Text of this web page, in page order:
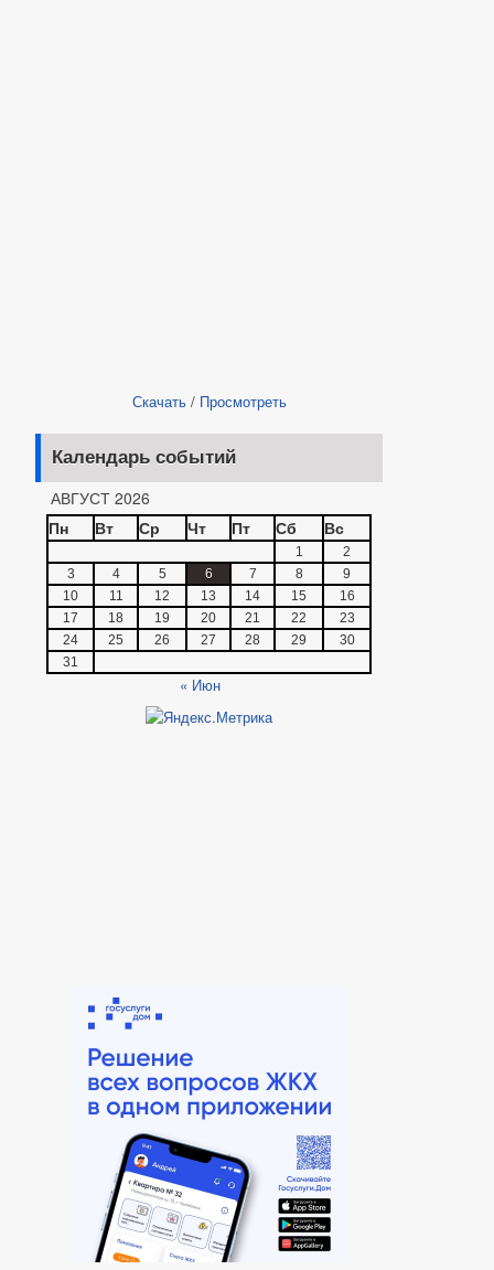
Скачать/ Просмотреть
Календарь событий
АВГУСТ 2026
Пн
Вт Ср Чт Пт Сб Вс
1
2
3
4 5 6 7 8
9
10
11 12 13 14 15
16
17
18 19 20 21 22
23
24
25 26 27 28 29
30
31
« Июн